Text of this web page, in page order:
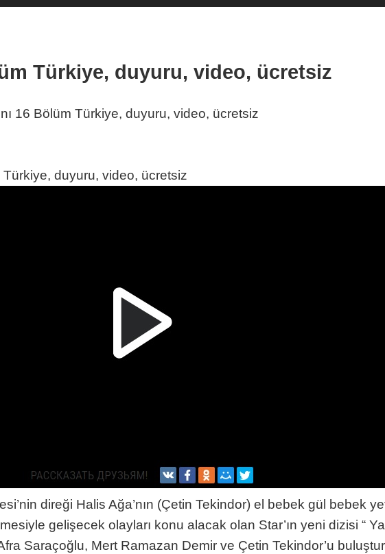
Türkiye, duyuru, video, ücretsiz
16 Bölüm Türkiye, duyuru, video, ücretsiz
Türkiye, duyuru, video, ücretsiz
direği Halis Ağa’nın (Çetin Tekindor) el bebek gül bebek
gelişecek olayları konu alacak olan Star’ın yeni dizisi “
Saraçoğlu, Mert Ramazan Demir ve Çetin Tekindor’u